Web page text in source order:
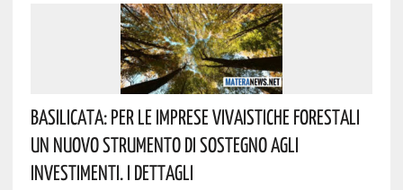
Basilicata: Per Le Imprese Vivaistiche Forestali
Un Nuovo Strumento Di Sostegno Agli
Investimenti. I Dettagli